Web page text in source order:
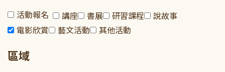
活動報名 講座 書展 研習課程
說故事
電影欣賞
藝文活動 其他活動
區域